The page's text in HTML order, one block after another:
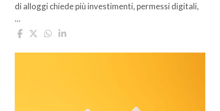
di alloggi chiede più investimenti, permessi digitali,
...